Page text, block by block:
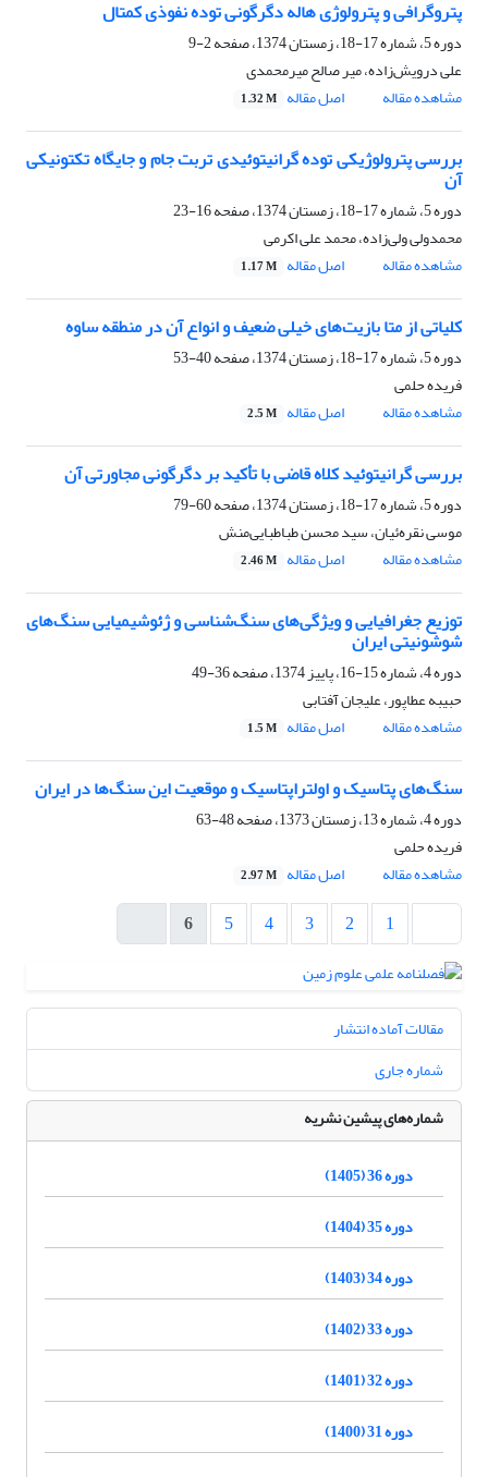
پتروگرافی و پترولوژی هاله دگرگونی توده نفوذی کمتال
دوره 5، شماره 17-18، زمستان 1374، صفحه
2-9
علی درویش‌زاده، میر صالح میرمحمدی
مشاهده مقاله
اصل مقاله 1.32 M
بررسی پترولوژیکی توده گرانیتوئیدی تربت جام و جایگاه تکتونیکی
آن
دوره 5، شماره 17-18، زمستان 1374، صفحه
16-23
محمدولی ولی‌زاده، محمد علی اکرمی
مشاهده مقاله
اصل مقاله 1.17 M
کلیاتی از متا بازیت‌های خیلی ضعیف و انواع آن در منطقه ساوه
دوره 5، شماره 17-18، زمستان 1374، صفحه
40-53
فریده حلمی
مشاهده مقاله
اصل مقاله 2.5 M
بررسی گرانیتوئید کلاه قاضی با تأکید بر دگرگونی مجاورتی آن
دوره 5، شماره 17-18، زمستان 1374، صفحه
60-79
موسی نقره‌ئیان، سید محسن طباطبایی‌منش
مشاهده مقاله
اصل مقاله 2.46 M
توزیع جغرافیایی و ویژگی‌های سنگ‌شناسی و ژئوشیمیایی سنگ‌های
شوشونیتی ایران
دوره 4، شماره 15-16، پاییز 1374، صفحه
36-49
حبیبه عطاپور، علیجان آفتابی
مشاهده مقاله
اصل مقاله 1.5 M
سنگ‌های پتاسیک و اولتراپتاسیک و موقعیت این سنگ‌ها در ایران
دوره 4، شماره 13، زمستان 1373، صفحه
48-63
فریده حلمی
مشاهده مقاله
اصل مقاله 2.97 M
1
2
3
4
5
6
مقالات آماده انتشار
شماره جاری
شماره‌های پیشین نشریه
دوره 36 (1405)
دوره 35 (1404)
دوره 34 (1403)
دوره 33 (1402)
دوره 32 (1401)
دوره 31 (1400)